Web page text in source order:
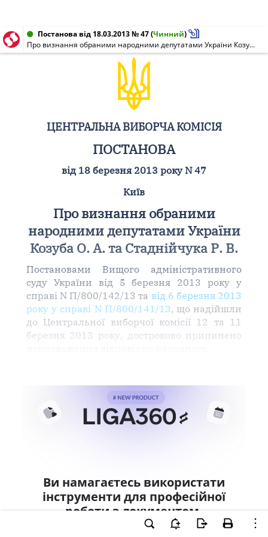
Постанова від 18.03.2013 № 47(Чинний)
Про визнання обраними народними депутатами України Козуба О. А. та Стаднійчука Р. В.
ЦЕНТРАЛЬНА ВИБОРЧА КОМІСІЯ
ПОСТАНОВА
від 18 березня 2013 року N 47
Київ
Про визнання обраними
народними депутатами України
Козуба О. А. та Стаднійчука Р. В.
Постановами Вищого адміністративного
суду України від 5 березня 2013 року у
справі N П/800/142/13 та від 6 березня 2013
року у справі N П/800/141/13, що надійшли
до Центральної виборчої комісії 12 та 11
березня 2013 року, достроково припинено
Ви намагаєтесь використати
інструменти для професійної
роботи з документом.
Ці можливості доступні тільки користувачам